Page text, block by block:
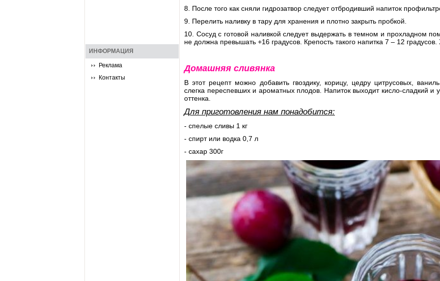
ИНФОРМАЦИЯ
Реклама
Контакты
8. После того как сняли гидрозатвор следует отбродивший напиток
9. Перелить наливку в тару для хранения и плотно закрыть пробкой.
10. Сосуд с готовой наливкой следует выдержать в темном и прохладном
не должна превышать +16 градусов. Крепость такого напитка 7 – 12
Домашняя сливянка
В этот рецепт можно добавить гвоздику, корицу, цедру цитрусовых,
слегка переспевших и ароматных плодов. Напиток выходит кисло-сладкий и
оттенка.
Для приготовления нам понадобится:
- спелые сливы 1 кг
- спирт или водка 0,7 л
- сахар 300г